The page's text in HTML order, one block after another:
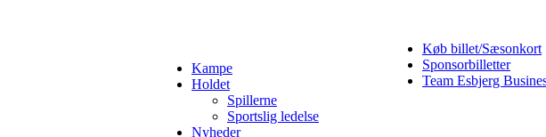
Køb billet/Sæsonkort
Sponsorbilletter
Team Esbjerg
Kampe
Holdet
Spillerne
Sportslig ledelse
Nyheder